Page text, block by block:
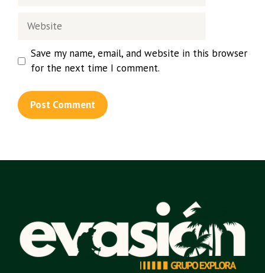
Save my name, email, and website in this browser
for the next time I comment.